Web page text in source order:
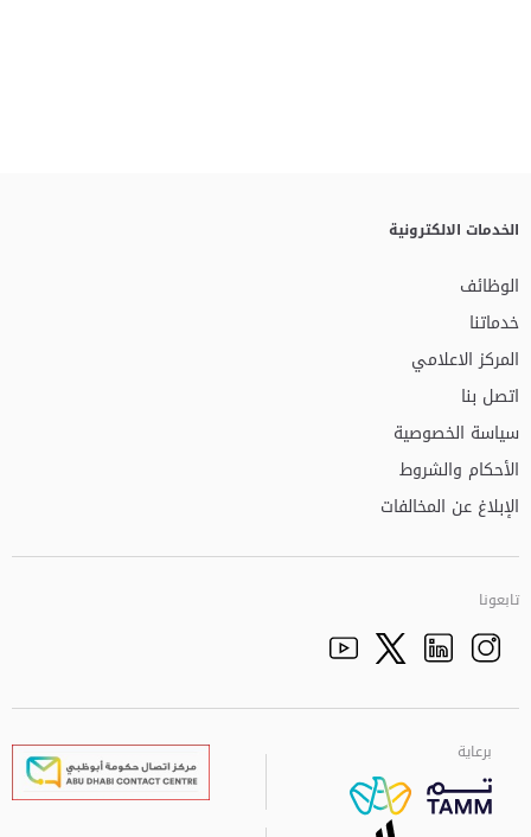
الخدمات الالكترونية
الوظائف
خدماتنا
المركز الاعلامي
اتصل بنا
سياسة الخصوصية
الأحكام والشروط
الإبلاغ عن المخالفات
تابعونا
Facebook
Instagramالذهاب الى تم
Twitter
Youtube
برعاية
برعاية
برعاية